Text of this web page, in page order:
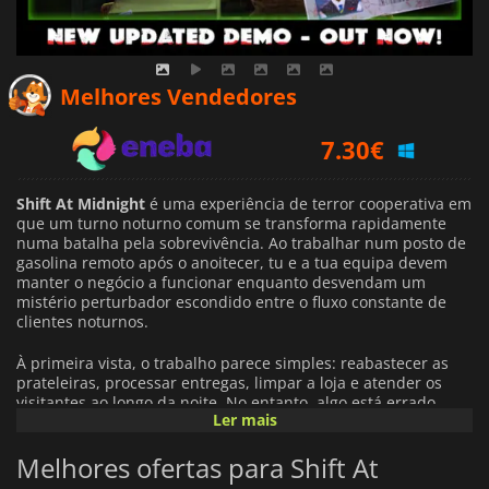
Melhores Vendedores
8.19€
10.05€
Shift At Midnight é uma experiência de terror cooperativa em
que um turno noturno comum se transforma rapidamente
numa batalha pela sobrevivência. Ao trabalhar num posto de
gasolina remoto após o anoitecer, tu e a tua equipa devem
manter o negócio a funcionar enquanto desvendam um
mistério perturbador escondido entre o fluxo constante de
clientes noturnos.
À primeira vista, o trabalho parece simples: reabastecer as
prateleiras, processar entregas, limpar a loja e atender os
visitantes ao longo da noite. No entanto, algo está errado.
Indivíduos estranhos começam a aparecer, e nem todos os
cuidadosamente a identificação, questionar os clientes e
comparar informações, terás de determinar quais os
Ler mais
Melhores ofertas para Shift At